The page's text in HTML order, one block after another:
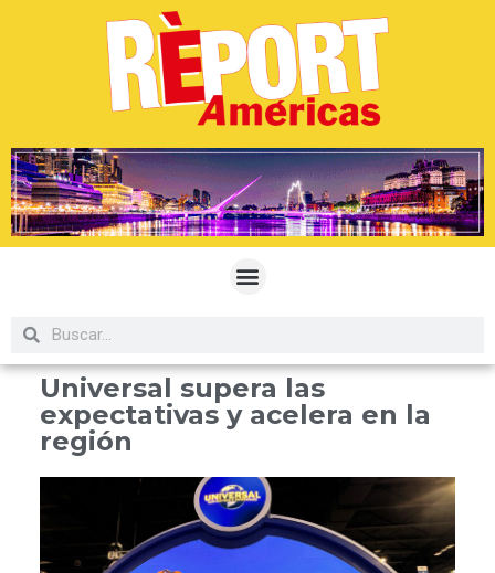
Universal supera las
expectativas y acelera en la
región